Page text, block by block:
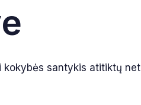
kokybės santykis atitiktų net